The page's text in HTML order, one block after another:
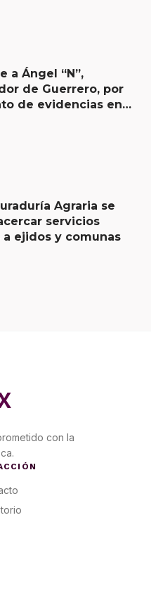
a Ángel “N”,
de Guerrero, por
de evidencias en
Agraria se
servicios
ejidos y comunas
con la